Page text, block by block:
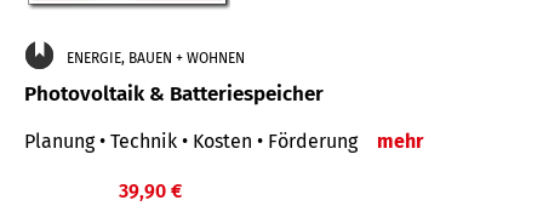
ENERGIE, BAUEN + WOHNEN
Photovoltaik & Batteriespeicher
Planung • Technik • Kosten • Förderung mehr
39,90 €